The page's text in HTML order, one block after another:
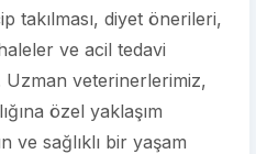
takılması, diyet önerileri,
ve acil tedavi
Uzman veterinerlerimiz,
özel yaklaşım
ve sağlıklı bir yaşam